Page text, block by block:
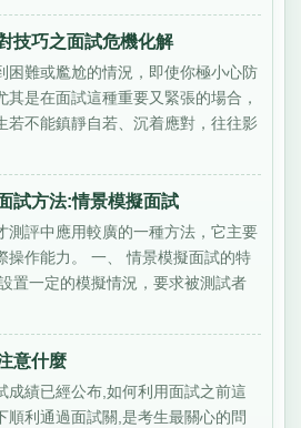
技巧之面試危機化解
困難或尷尬的情況，即使你極小心防
其是在面試這種重要又緊張的場合，
若不能鎮靜自若、沉着應對，往往影
試方法:情景模擬面試
測評中應用較廣的一種方法，它主要
操作能力。 一、 情景模擬面試的特
置一定的模擬情況，要求被測試者
意什麼
成績已經公布,如何利用面試之前這
順利通過面試關,是考生最關心的問